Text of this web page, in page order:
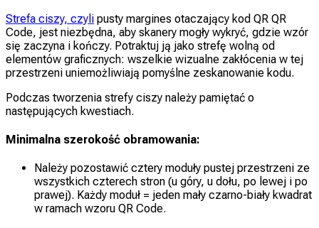
Strefa ciszy, czyli pusty margines otaczający kod QR QR
Code, jest niezbędna, aby skanery mogły wykryć, gdzie wzór
się zaczyna i kończy. Potraktuj ją jako strefę wolną od
elementów graficznych: wszelkie wizualne zakłócenia w tej
przestrzeni uniemożliwiają pomyślne zeskanowanie kodu.
Podczas tworzenia strefy ciszy należy pamiętać o
następujących kwestiach.
Minimalna szerokość obramowania:
Należy pozostawić cztery moduły pustej przestrzeni ze
wszystkich czterech stron (u góry, u dołu, po lewej i po
prawej). Każdy moduł = jeden mały czarno-biały kwadrat
w ramach wzoru QR Code.